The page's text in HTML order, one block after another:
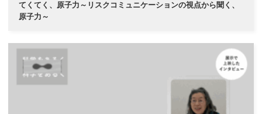
てくてく、原子力～リスクコミュニケーションの視点から聞く、
原子力～